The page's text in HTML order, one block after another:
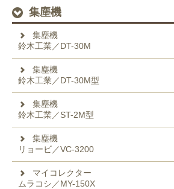
集塵機
集塵機
鈴木工業／DT-30M
集塵機
鈴木工業／DT-30M型
集塵機
鈴木工業／ST-2M型
集塵機
リョービ／VC-3200
マイコレクター
ムラコシ／MY-150X